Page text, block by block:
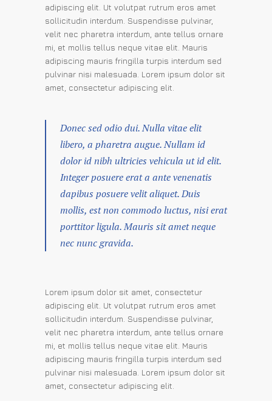
adipiscing elit. Ut volutpat rutrum eros amet
sollicitudin interdum. Suspendisse pulvinar,
velit nec pharetra interdum, ante tellus ornare
mi, et mollis tellus neque vitae elit. Mauris
adipiscing mauris fringilla turpis interdum sed
pulvinar nisi malesuada. Lorem ipsum dolor sit
amet, consectetur adipiscing elit.
Donec sed odio dui. Nulla vitae elit
libero, a pharetra augue. Nullam id
dolor id nibh ultricies vehicula ut id elit.
Integer posuere erat a ante venenatis
dapibus posuere velit aliquet. Duis
mollis, est non commodo luctus, nisi erat
porttitor ligula. Mauris sit amet neque
nec nunc gravida.
Lorem ipsum dolor sit amet, consectetur
adipiscing elit. Ut volutpat rutrum eros amet
sollicitudin interdum. Suspendisse pulvinar,
velit nec pharetra interdum, ante tellus ornare
mi, et mollis tellus neque vitae elit. Mauris
adipiscing mauris fringilla turpis interdum sed
pulvinar nisi malesuada. Lorem ipsum dolor sit
amet, consectetur adipiscing elit.